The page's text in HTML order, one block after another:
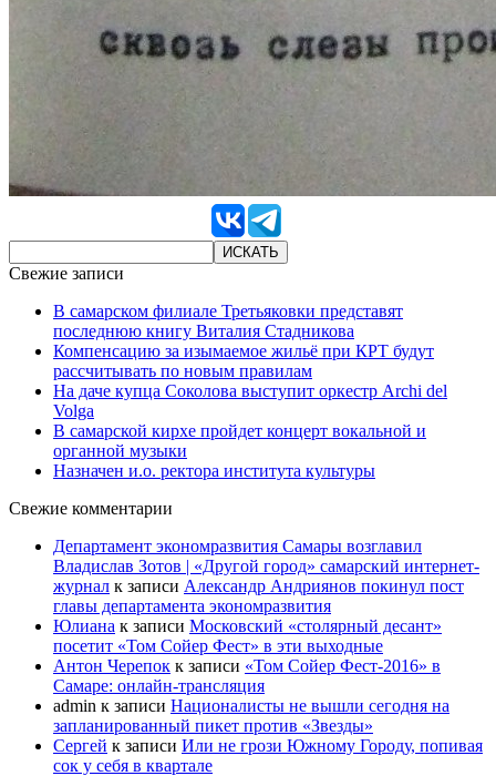
Свежие записи
В самарском филиале Третьяковки представят
последнюю книгу Виталия Стадникова
Компенсацию за изымаемое жильё при КРТ будут
рассчитывать по новым правилам
На даче купца Соколова выступит оркестр Archi del
Volga
В самарской кирхе пройдет концерт вокальной и
органной музыки
Назначен и.о. ректора института культуры
Свежие комментарии
Департамент экономразвития Самары возглавил
Владислав Зотов | «Другой город» самарский интернет-
журнал к записи Александр Андриянов покинул пост
главы департамента экономразвития
Юлиана к записи Московский «столярный десант»
посетит «Том Сойер Фест» в эти выходные
Антон Черепок к записи «Том Сойер Фест-2016» в
Самаре: онлайн-трансляция
admin к записи Националисты не вышли сегодня на
запланированный пикет против «Звезды»
Сергей к записи Или не грози Южному Городу, попивая
сок у себя в квартале